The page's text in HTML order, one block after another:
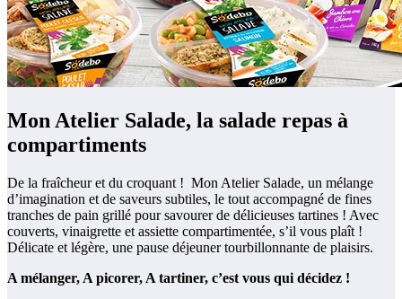
Mon Atelier Salade, la salade repas à
compartiments
De la fraîcheur et du croquant ! Mon Atelier Salade, un mélange
d’imagination et de saveurs subtiles, le tout accompagné de fines
tranches de pain grillé pour savourer de délicieuses tartines ! Avec
couverts, vinaigrette et assiette compartimentée, s’il vous plaît !
Délicate et légère, une pause déjeuner tourbillonnante de plaisirs.
A mélanger, A picorer, A tartiner, c’est vous qui décidez !